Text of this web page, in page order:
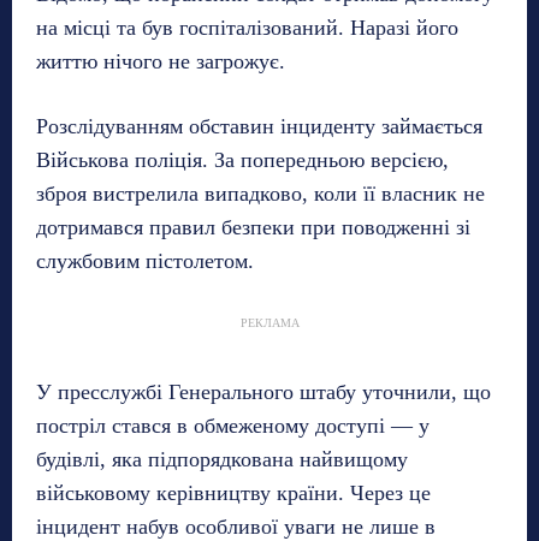
на місці та був госпіталізований. Наразі його
життю нічого не загрожує.
Розслідуванням обставин інциденту займається
Військова поліція. За попередньою версією,
зброя вистрелила випадково, коли її власник не
дотримався правил безпеки при поводженні зі
службовим пістолетом.
РЕКЛАМА
У пресслужбі Генерального штабу уточнили, що
постріл стався в обмеженому доступі — у
будівлі, яка підпорядкована найвищому
військовому керівництву країни. Через це
інцидент набув особливої уваги не лише в